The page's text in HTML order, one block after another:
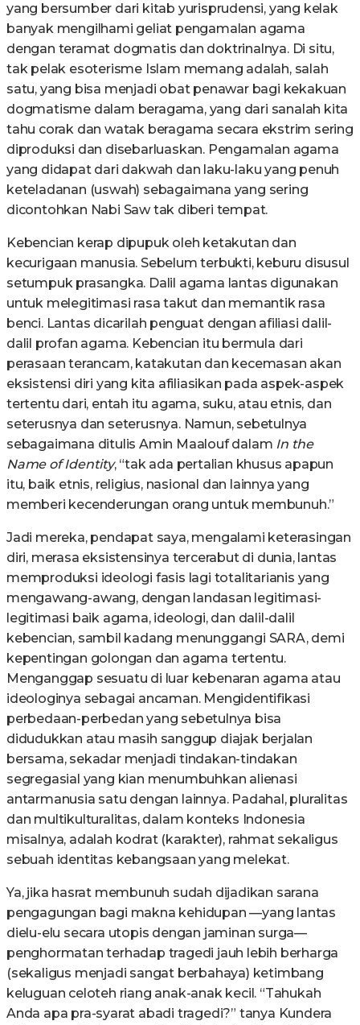
yang bersumber dari kitab yurisprudensi, yang kelak
banyak mengilhami geliat pengamalan agama
dengan teramat dogmatis dan doktrinalnya. Di situ,
tak pelak esoterisme Islam memang adalah, salah
satu, yang bisa menjadi obat penawar bagi kekakuan
dogmatisme dalam beragama, yang dari sanalah kita
tahu corak dan watak beragama secara ekstrim sering
diproduksi dan disebarluaskan. Pengamalan agama
yang didapat dari dakwah dan laku-laku yang penuh
keteladanan (uswah) sebagaimana yang sering
dicontohkan Nabi Saw tak diberi tempat.
Kebencian kerap dipupuk oleh ketakutan dan
kecurigaan manusia. Sebelum terbukti, keburu disusul
setumpuk prasangka. Dalil agama lantas digunakan
untuk melegitimasi rasa takut dan memantik rasa
benci. Lantas dicarilah penguat dengan afiliasi dalil-
dalil profan agama. Kebencian itu bermula dari
perasaan terancam, katakutan dan kecemasan akan
eksistensi diri yang kita afiliasikan pada aspek-aspek
tertentu dari, entah itu agama, suku, atau etnis, dan
seterusnya dan seterusnya. Namun, sebetulnya
sebagaimana ditulis Amin Maalouf dalam In the
Name of Identity, “tak ada pertalian khusus apapun
itu, baik etnis, religius, nasional dan lainnya yang
memberi kecenderungan orang untuk membunuh.”
Jadi mereka, pendapat saya, mengalami keterasingan
diri, merasa eksistensinya tercerabut di dunia, lantas
memproduksi ideologi fasis lagi totalitarianis yang
mengawang-awang, dengan landasan legitimasi-
legitimasi baik agama, ideologi, dan dalil-dalil
kebencian, sambil kadang menunggangi SARA, demi
kepentingan golongan dan agama tertentu.
Menganggap sesuatu di luar kebenaran agama atau
ideologinya sebagai ancaman. Mengidentifikasi
perbedaan-perbedan yang sebetulnya bisa
didudukkan atau masih sanggup diajak berjalan
bersama, sekadar menjadi tindakan-tindakan
segregasial yang kian menumbuhkan alienasi
antarmanusia satu dengan lainnya. Padahal, pluralitas
dan multikulturalitas, dalam konteks Indonesia
misalnya, adalah kodrat (karakter), rahmat sekaligus
sebuah identitas kebangsaan yang melekat.
Ya, jika hasrat membunuh sudah dijadikan sarana
pengagungan bagi makna kehidupan —yang lantas
dielu-elu secara utopis dengan jaminan surga—
penghormatan terhadap tragedi jauh lebih berharga
(sekaligus menjadi sangat berbahaya) ketimbang
keluguan celoteh riang anak-anak kecil. “Tahukah
Anda apa pra-syarat abadi tragedi?” tanya Kundera